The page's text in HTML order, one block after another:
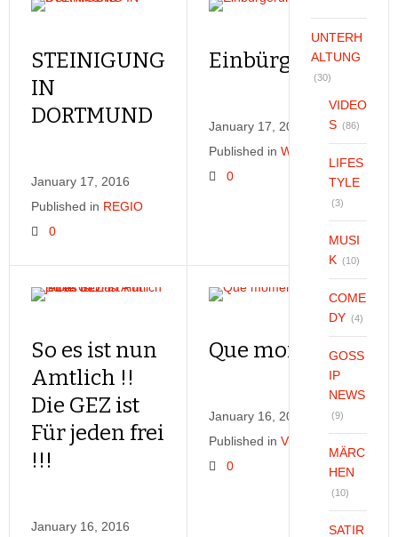
STEINIGUNG
IN
DORTMUND
January 17, 2016
Published in REGIO
0
Einbürgerungstest
January 17, 2016
Published in WISSEN
0
So es ist nun
Amtlich !!
Die GEZ ist
Für jeden frei
!!!
January 16, 2016
Que momento !!!
January 16, 2016
Published in VIDEOS
0
UNTERH
ALTUNG
(30)
VIDEO
S (86)
LIFES
TYLE
(3)
MUSI
K (10)
COME
DY (4)
GOSS
IP
NEWS
(9)
MÄRC
HEN
(10)
SATIR